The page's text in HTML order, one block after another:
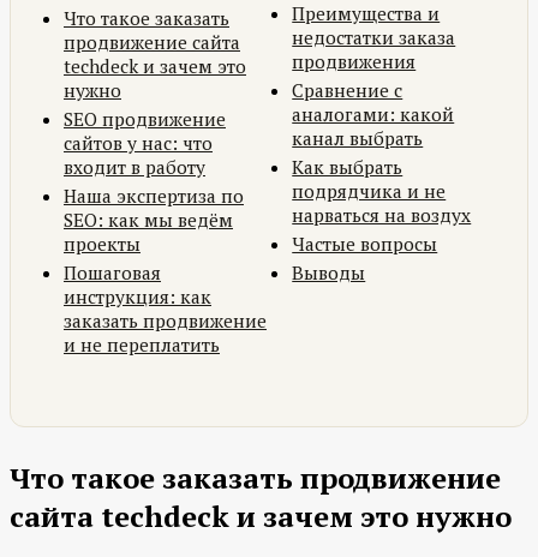
Что такое заказать
продвижение сайта
techdeck и зачем это
нужно
SEO продвижение
сайтов у нас: что
входит в работу
Наша экспертиза по
SEO: как мы ведём
проекты
Пошаговая
инструкция: как
заказать продвижение
и не переплатить
Преимущества и
недостатки заказа
продвижения
Сравнение с
аналогами: какой
канал выбрать
Как выбрать
подрядчика и не
нарваться на воздух
Частые вопросы
Выводы
Что такое заказать продвижение
сайта techdeck и зачем это нужно